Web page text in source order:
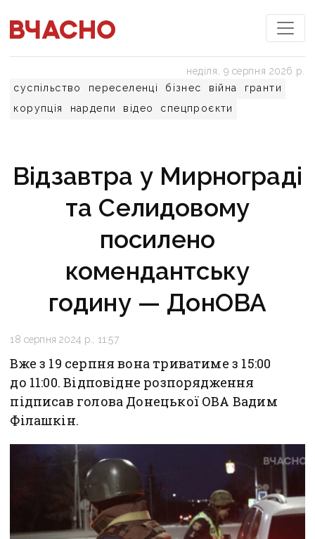
суспільство переселенці бізнес війна
гранти
корупція
нардепи відео спецпроєкти
неділя, 9 серпня 2026 р.
Відзавтра у Мирнограді
та Селидовому
посилено
комендантську
годину — ДонОВА
18 серпня 2024 р., 11:57
Вже з 19 серпня вона триватиме з 15:00
до 11:00. Відповідне розпорядження
підписав голова Донецької ОВА Вадим
Філашкін.